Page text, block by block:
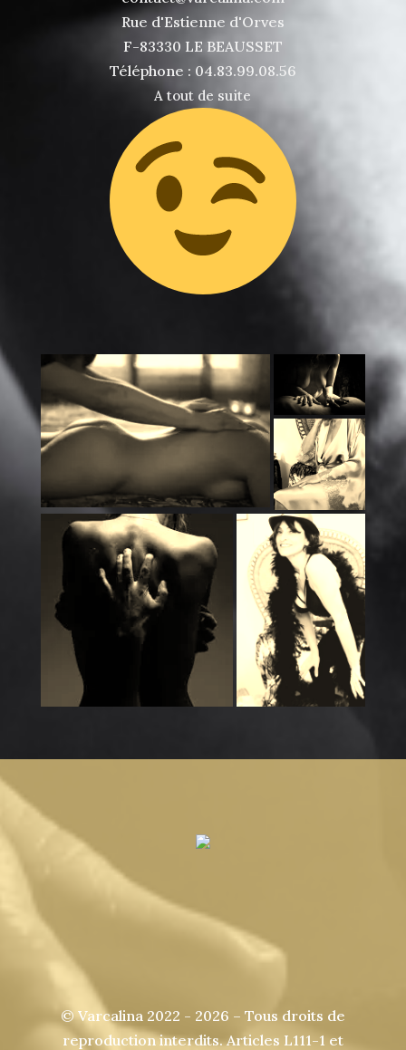
Rue d'Estienne d'Orves
F-83330 LE BEAUSSET
Téléphone : 04.83.99.08.56
A tout de suite
© Varcalina 2022 - 2026 – Tous droits de
reproduction interdits. Articles L111-1 et